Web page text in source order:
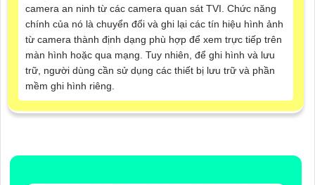
camera an ninh từ các camera quan sát TVI. Chức năng
chính của nó là chuyển đổi và ghi lại các tín hiệu hình ảnh
từ camera thành định dạng phù hợp để xem trực tiếp trên
màn hình hoặc qua mạng. Tuy nhiên, để ghi hình và lưu
trữ, người dùng cần sử dụng các thiết bị lưu trữ và phần
mềm ghi hình riêng.